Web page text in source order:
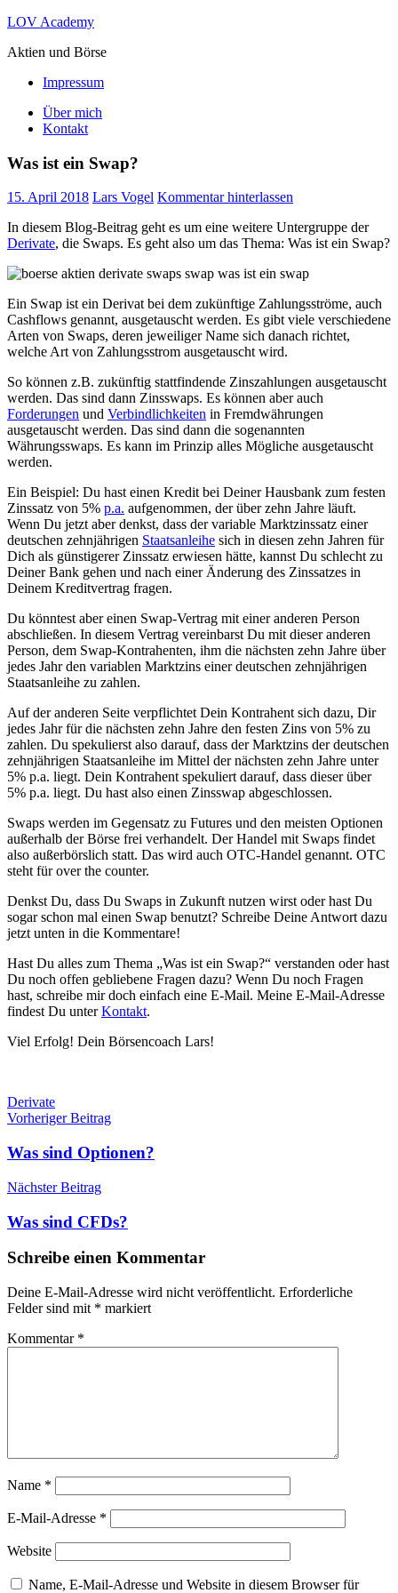
Zum
springen
LOV Academy
Aktien und Börse
Impressum
Über mich
Kontakt
Was ist ein Swap?
15. April 2018 Lars Vogel Kommentar hinterlassen
In diesem Blog-Beitrag geht es um eine weitere Untergruppe der
Derivate, die Swaps. Es geht also um das Thema: Was ist ein Swap?
Ein Swap ist ein Derivat bei dem zukünftige Zahlungsströme, auch
Cashflows genannt, ausgetauscht werden. Es gibt viele verschiedene
Arten von Swaps, deren jeweiliger Name sich danach richtet,
welche Art von Zahlungsstrom ausgetauscht wird.
So können z.B. zukünftig stattfindende Zinszahlungen ausgetauscht
werden. Das sind dann Zinsswaps. Es können aber auch
Forderungen und Verbindlichkeiten in Fremdwährungen
ausgetauscht werden. Das sind dann die sogenannten
Währungsswaps. Es kann im Prinzip alles Mögliche ausgetauscht
werden.
Ein Beispiel: Du hast einen Kredit bei Deiner Hausbank zum festen
Zinssatz von 5% p.a. aufgenommen, der über zehn Jahre läuft.
Wenn Du jetzt aber denkst, dass der variable Marktzinssatz einer
deutschen zehnjährigen Staatsanleihe sich in diesen zehn Jahren für
Dich als günstigerer Zinssatz erwiesen hätte, kannst Du schlecht zu
Deiner Bank gehen und nach einer Änderung des Zinssatzes in
Deinem Kreditvertrag fragen.
Du könntest aber einen Swap-Vertrag mit einer anderen Person
abschließen. In diesem Vertrag vereinbarst Du mit dieser anderen
Person, dem Swap-Kontrahenten, ihm die nächsten zehn Jahre über
jedes Jahr den variablen Marktzins einer deutschen zehnjährigen
Staatsanleihe zu zahlen.
Auf der anderen Seite verpflichtet Dein Kontrahent sich dazu, Dir
jedes Jahr für die nächsten zehn Jahre den festen Zins von 5% zu
zahlen. Du spekulierst also darauf, dass der Marktzins der deutschen
zehnjährigen Staatsanleihe im Mittel der nächsten zehn Jahre unter
5% p.a. liegt. Dein Kontrahent spekuliert darauf, dass dieser über
5% p.a. liegt. Du hast also einen Zinsswap abgeschlossen.
Swaps werden im Gegensatz zu Futures und den meisten Optionen
außerhalb der Börse frei verhandelt. Der Handel mit Swaps findet
also außerbörslich statt. Das wird auch OTC-Handel genannt. OTC
steht für over the counter.
Denkst Du, dass Du Swaps in Zukunft nutzen wirst oder hast Du
sogar schon mal einen Swap benutzt? Schreibe Deine Antwort dazu
jetzt unten in die Kommentare!
Hast Du alles zum Thema „Was ist ein Swap?“ verstanden oder hast
Du noch offen gebliebene Fragen dazu? Wenn Du noch Fragen
hast, schreibe mir doch einfach eine E-Mail. Meine E-Mail-Adresse
findest Du unterKontakt.
Viel Erfolg! Dein Börsencoach Lars!
Derivate
Beitragsnavigation
Vorheriger Beitrag
Was sind Optionen?
Nächster Beitrag
Was sind CFDs?
Schreibe einen Kommentar
Deine E-Mail-Adresse wird nicht veröffentlicht. Erforderliche
Felder sind mit * markiert
Kommentar *
Name *
E-Mail-Adresse *
Website
Name, E-Mail-Adresse und Website in diesem Browser für